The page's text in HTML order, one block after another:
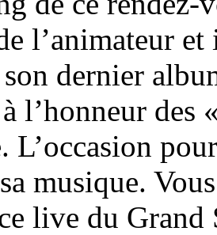
l’animateur
dernier
l’honneur des
L’occasion
musique.
live du Grand